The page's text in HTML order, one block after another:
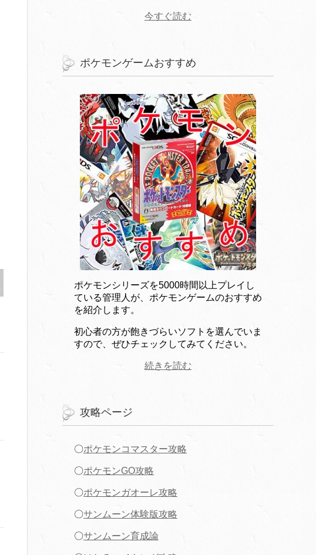
今すぐ読む
ポケモンゲームおすすめ
ポケモンシリーズを5000時間以上プレイし
ている管理人が、ポケモンゲームのおすすめ
を紹介します。
初心者の方が飽きづらいソフトを選んでいま
すので、ぜひチェックしてみてください。
続きを読む
攻略ページ
〇ポケモンコマスター攻略
〇ポケモンGO攻略
〇ポケモンガオーレ攻略
〇サンムーン体験版攻略
〇サンムーン育成論